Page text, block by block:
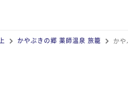
かやぶきの郷 薬師温泉 旅籠 か